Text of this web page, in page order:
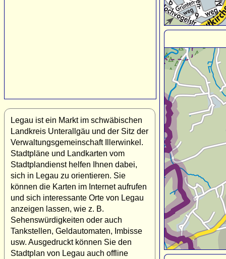
Legau ist ein Markt im schwäbischen
Landkreis Unterallgäu und der Sitz der
Verwaltungsgemeinschaft Illerwinkel.
Stadtpläne und Landkarten vom
Stadtplandienst helfen Ihnen dabei,
sich in Legau zu orientieren. Sie
können die Karten im Internet aufrufen
und sich interessante Orte von Legau
anzeigen lassen, wie z. B.
Sehenswürdigkeiten oder auch
Tankstellen, Geldautomaten, Imbisse
usw. Ausgedruckt können Sie den
Stadtplan von Legau auch offline